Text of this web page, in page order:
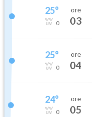
25°
0
ore
03
25°
0
ore
04
24°
0
ore
05